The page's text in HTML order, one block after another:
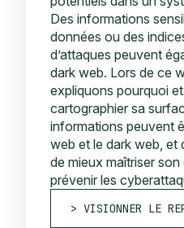
Des informations
données ou des
d’attaques peuvent
dark web. Lors de ce
expliquons pourquoi
cartographier sa
informations peuvent
web et le dark web, et
de mieux maîtriser
prévenir les
VISIONNER LE